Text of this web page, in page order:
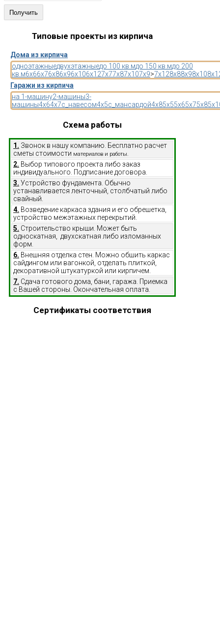
Типовые проекты из кирпича
Дома из кирпича
одноэтажныедвухэтажныедо 100 кв.мдо 150 кв.мдо 200
кв.м6x66x76x86x96x106x127x77x87x107x9>7x128x88x98x10
Гаражи из кирпича
на 1-машину2-машины3-
машины4x64x7с_навесом4x5с_мансардой4x85x55x65x75x8
Схема работы
1. Звонок в нашу компанию. Бесплатно расчет
сметы стоимости материалов и работы.
2. Выбор типового проекта либо заказ
индивидуального. Подписание договора.
3. Устройство фундамента. Обычно
устанавливается ленточный, столбчатый либо
свайный.
4. Возведение каркаса здания и его обрешетка,
устройство межэтажных перекрытий.
5. Строительство крыши. Может быть
односкатная, двухскатная либо изломанных
форм.
6. Внешняя отделка стен. Можно обшить каркас
сайдингом или вагонкой, отделать плиткой,
декоративной штукатуркой или кирпичем.
7. Сдача готового дома, бани, гаража. Приемка
с Вашей стороны. Окончательная оплата.
Сертификаты соответствия